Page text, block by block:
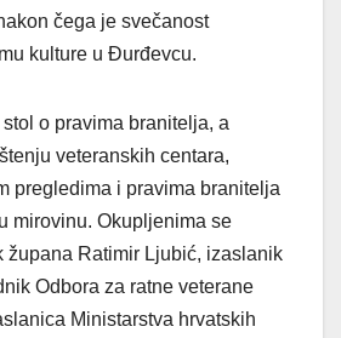
čega je svečanost
kulture u Đurđevcu.
o pravima branitelja, a
veteranskih centara,
pregledima i pravima branitelja
mirovinu. Okupljenima se
župana Ratimir Ljubić, izaslanik
Odbora za ratne veterane
Ministarstva hrvatskih